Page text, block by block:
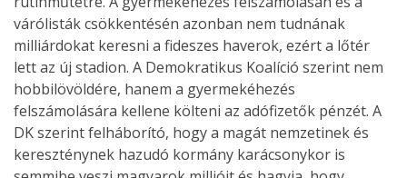
várólisták csökkentésén azonban nem tudnának
milliárdokat keresni a fideszes haverok, ezért a lőtér
lett az új stadion. A Demokratikus Koalíció szerint nem
hobbilövöldére, hanem a gyermekéhezés
felszámolására kellene költeni az adófizetők pénzét. A
DK szerint felháborító, hogy a magát nemzetinek és
kereszténynek hazudó kormány karácsonykor is